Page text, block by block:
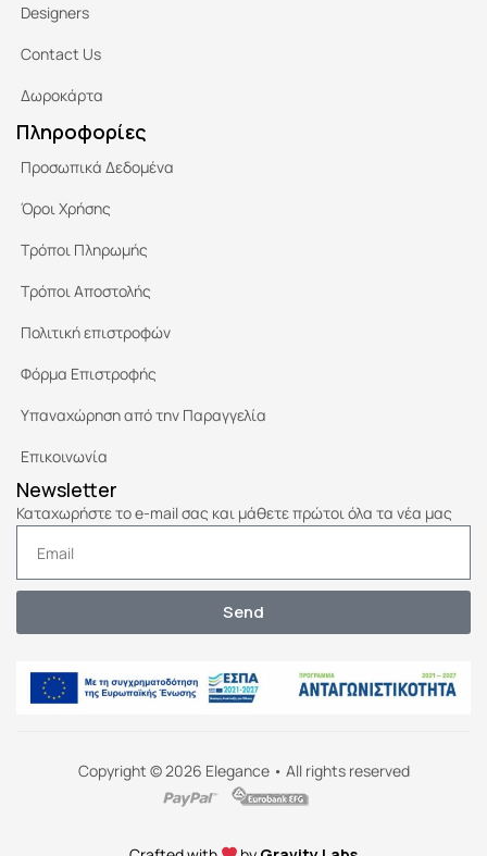
Designers
Contact Us
Δωροκάρτα
Πληροφορίες
Προσωπικά Δεδομένα
Όροι Χρήσης
Τρόποι Πληρωμής
Τρόποι Αποστολής
Πολιτική επιστροφών
Φόρμα Επιστροφής
Υπαναχώρηση από την Παραγγελία
Επικοινωνία
Newsletter
Καταχωρήστε το e-mail σας και μάθετε πρώτοι όλα τα νέα μας
Send
Copyright © 2026 Elegance • All rights reserved